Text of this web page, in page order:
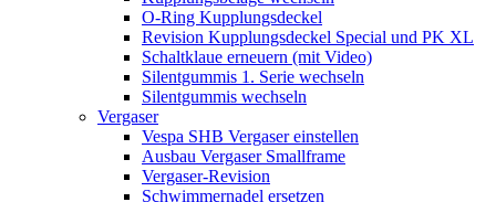
O-Ring Kupplungsdeckel
Revision Kupplungsdeckel Special und PK XL
Schaltklaue erneuern (mit Video)
Silentgummis 1. Serie wechseln
Silentgummis wechseln
Vergaser
Vespa SHB Vergaser einstellen
Ausbau Vergaser Smallframe
Vergaser-Revision
Schwimmernadel ersetzen